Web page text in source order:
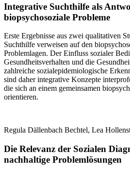
Integrative Suchthilfe als
biopsychosoziale Probleme
Erste Ergebnisse aus zwei qualitativen
Suchthilfe verweisen auf den
Problemlagen. Der Einfluss sozialer
Gesundheitsverhalten und die
zahlreiche sozialepidemiologische
sind daher integrative Konzepte
die sich an einem gemeinsamen
orientieren.
Regula Dällenbach Bechtel, Lea
Die Relevanz der Sozialen
nachhaltige Problemlösungen